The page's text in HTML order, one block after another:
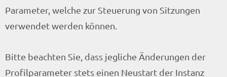
Parameter, welche zur Steuerung von Sitzungen
verwendet werden können.
Bitte beachten Sie, dass jegliche Änderungen der
Profilparameter stets einen Neustart der Instanz